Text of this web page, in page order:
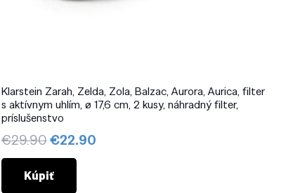
Klarstein Zarah, Zelda, Zola, Balzac, Aurora, Aurica, filter
s aktívnym uhlím, ø 17,6 cm, 2 kusy, náhradný filter,
príslušenstvo
€29.90Pôvodná
cena
bola:
€22.90Aktuálna
Kúpiť